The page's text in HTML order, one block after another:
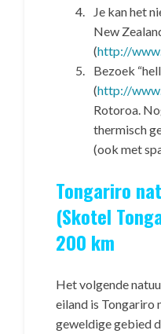
Je kan het
New
(http://
Bezoek
(http://
Rotoroa.
thermisch
(ook met
Tongariro
(Skotel
200 km
Het volgende
eiland is Tongariro
geweldige gebied